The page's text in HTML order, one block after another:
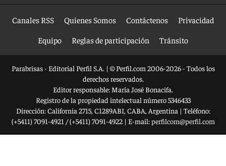
Canales RSS Quienes Somos Contáctenos
Privacidad
Equipo
Reglas de participación Tránsito
Parabrisas - Editorial Perfil S.A. | © Perfil.com 2006-2026 - Todos los
derechos reservados.
Editor responsable: María José Bonacifa.
Registro de la propiedad intelectual número 5346433
Dirección:California 2715, C1289ABI, CABA, Argentina | Teléfono:
(+5411) 7091-4921 /(+5411) 7091-4922| E-mail:perfilcom@perfil.com